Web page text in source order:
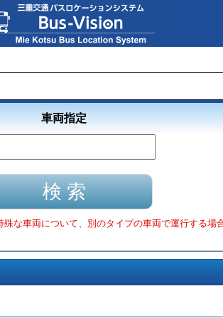
車両指定
な車両について、別のタイプの車両で運行する場